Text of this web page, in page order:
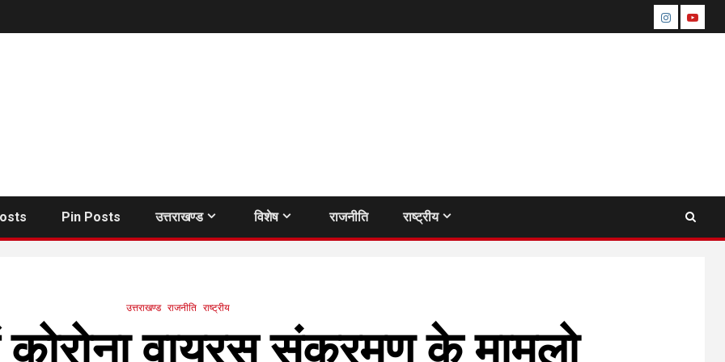
instagram
Pin Posts उत्तराखण्ड विशेष राजनीति राष्ट्रीय
उत्तराखण्ड राजनीति राष्ट्रीय
कोरोना वायरस संक्रमण के मामलो